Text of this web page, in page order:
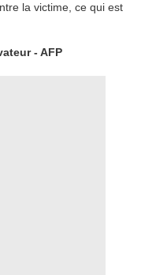
la victime, ce qui est
- AFP